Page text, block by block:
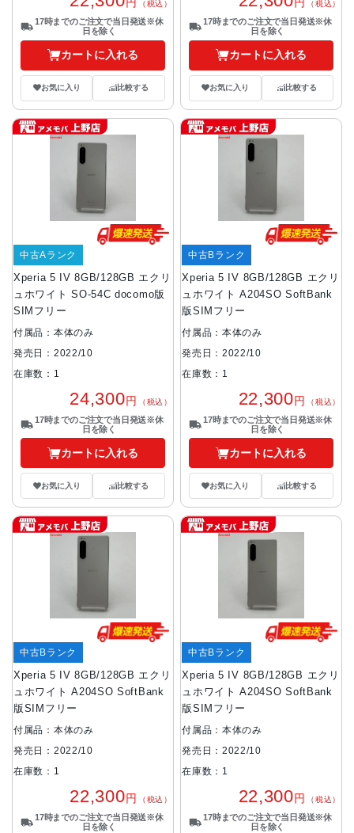
円 （税込）
17時までのご注文で当日発送※休
日を除く
カートに入れる
お気に入り 比較する
円 （税込）
17時までのご注文で当日発送※休
日を除く
カートに入れる
お気に入り 比較する
Xperia 5 IV 8GB/128GB エクリ
ュホワイト SO-54C docomo版
SIMフリー
中古Aランク
付属品：本体のみ
発売日：2022/10
在庫数：1
24,300円 （税込）
17時までのご注文で当日発送※休
日を除く
カートに入れる
お気に入り 比較する
Xperia 5 IV 8GB/128GB エクリ
ュホワイト A204SO SoftBank
版SIMフリー
中古Bランク
付属品：本体のみ
発売日：2022/10
在庫数：1
22,300円 （税込）
17時までのご注文で当日発送※休
日を除く
カートに入れる
お気に入り 比較する
Xperia 5 IV 8GB/128GB エクリ
ュホワイト A204SO SoftBank
版SIMフリー
中古Bランク
付属品：本体のみ
発売日：2022/10
在庫数：1
22,300円 （税込）
17時までのご注文で当日発送※休
日を除く
Xperia 5 IV 8GB/128GB エクリ
ュホワイト A204SO SoftBank
版SIMフリー
中古Bランク
付属品：本体のみ
発売日：2022/10
在庫数：1
22,300円 （税込）
17時までのご注文で当日発送※休
日を除く